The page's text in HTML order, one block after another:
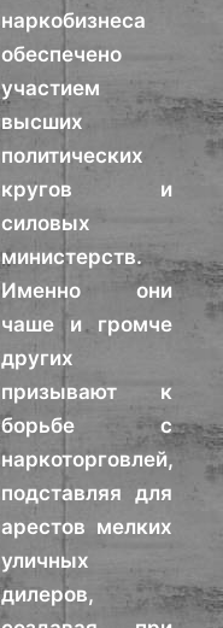
наркобизнеса
обеспечено
участием
высших
политических
кругов и
силовых
министерств.
Именно они
чаше и громче
других
призывают к
борьбе с
наркоторговлей,
подставляя для
арестов мелких
уличных
дилеров,